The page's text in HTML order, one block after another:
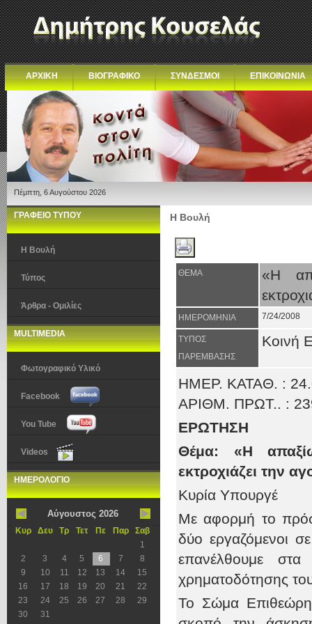
ΑΡΧΙΚΗ ΒΙΟΓΡΑΦΙΚΟ ΣΥΝΔΕΣΜΟΙ ΕΠΙΚΟΙΝΩΝΙΑ
Πέμπτη, 6 Αυγούστου 2026
ΓΡΑΦΕΙΟ ΤΥΠΟΥ
Η Βουλή
Τύπος
Άρθρα - Ομιλίες
MULTIMEDIA
Φωτογραφικό Υλικό
Facebook
You Tube
Videos
ΗΜΕΡΟΛΟΓΙΟ
Αύγουστος 2026
Κυρ Δευ Τρ Τετ Πε Παρ
Σαβ
1
2
3 4 5 6 7
8
9
10 11 12 13 14
15
16
17 18 19 20 21
22
23
24 25 26 27 28
29
30
31
Η Βουλή
ΘΕΜΑ
«Η
ΗΜΕΡΟΜΗΝΙΑ 7/24/2008
ΤΥΠΟΣ
ΠΑΡΕΜΒΑΣΗΣ
Κοινή
ΗΜΕΡ. ΚΑΤΑΘ. :
ΑΡΙΘΜ. ΠΡΩΤ.. :
ΕΡΩΤΗΣΗ
Θέμα: «Η
εκτροχιάζει την
Κυρία Υπουργέ
Με αφορμή το
δύο εργαζόμενοι
επανέλθουμε στα
χρηματοδότησης
Το Σώμα